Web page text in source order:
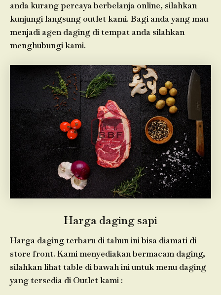
anda kurang percaya berbelanja online, silahkan
kunjungi langsung outlet kami. Bagi anda yang mau
menjadi agen daging di tempat anda silahkan
menghubungi kami.
Harga daging sapi
Harga daging terbaru di tahun ini bisa diamati di
store front. Kami menyediakan bermacam daging,
silahkan lihat table di bawah ini untuk menu daging
yang tersedia di Outlet kami :